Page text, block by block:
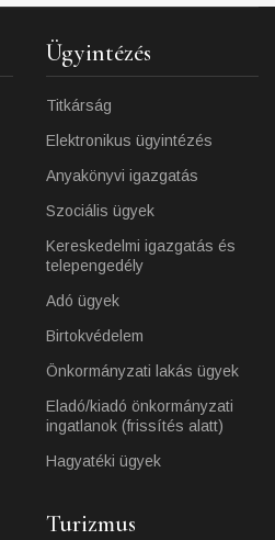
Ügyintézés
Titkárság
Elektronikus ügyintézés
Anyakönyvi igazgatás
Szociális ügyek
Kereskedelmi igazgatás és
telepengedély
Adó ügyek
Birtokvédelem
Önkormányzati lakás ügyek
Eladó/kiadó önkormányzati
ingatlanok (frissítés alatt)
Hagyatéki ügyek
Turizmus